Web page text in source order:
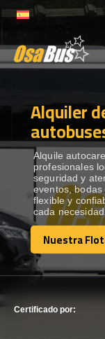
to
ALQUILER
DESTINOS
RECORRIDAS
FLOTA
Alquiler
Alquile
profesionales
seguridad y
eventos,
flexible y
cada
Nuestra
Nuestra
Certificado por: